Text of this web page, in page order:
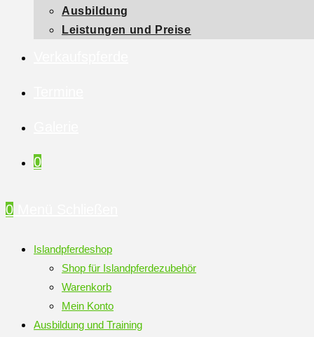
Ausbildung
Leistungen und Preise
0
0
Islandpferdeshop
Shop für Islandpferdezubehör
Warenkorb
Mein Konto
Ausbildung und Training